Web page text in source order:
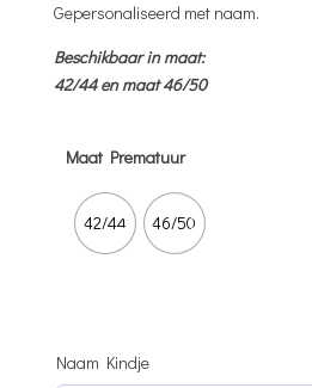
Gepersonaliseerd met naam.
Beschikbaar in maat:
42/44 en maat 46/50
Maat Prematuur
42/44 46/50
Naam Kindje